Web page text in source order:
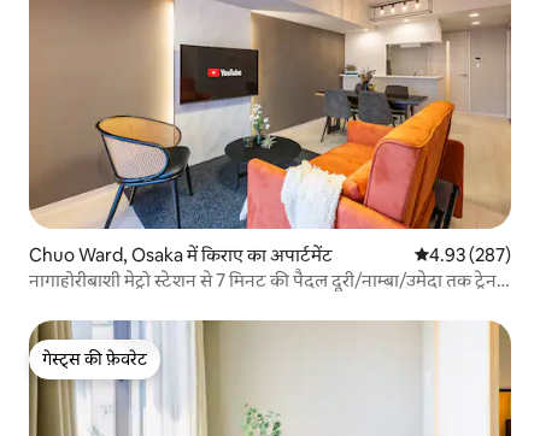
Chuo Ward, Osaka में किराए का अपार्टमेंट औसत रेटिंग 5 में से
4.93 (287)
नागाहोरीबाशी मेट्रो स्टेशन से 7 मिनट की पैदल दूरी/नाम्बा/उमेदा तक ट्रेन
गेस्ट्स की फ़ेवरेट
गेस्ट्स की फ़ेवरेट